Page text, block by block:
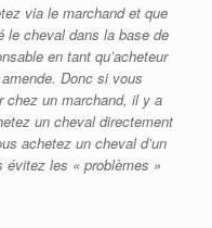
via le marchand et que
le cheval dans la base de
en tant qu’acheteur
Donc si vous
chez un marchand, il y a
un cheval directement
achetez un cheval d’un
évitez les « problèmes »